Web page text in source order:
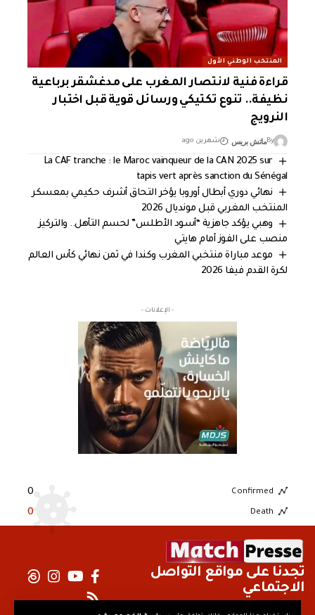
المنتخب الوطني الأول
قراءة فنية لانتصار المغرب على مدغشقر برباعية
نظيفة.. تنوع تكتيكي ورسائل قوية قبل اختبار
النرويج
Byماتش بريس شهرين ago
La CAF tranche : le Maroc vainqueur de la CAN 2025 sur
tapis vert après sanction du Sénégal
نهائي دوري أبطال أوروبا يؤخر التحاق أشرف حكيمي بمعسكر
المنتخب المغربي قبل مونديال 2026
وهبي يؤكد جاهزية “أسود الأطلس” لحسم التأهل.. والتركيز
منصب على الفوز أمام هايتي
موعد مباراة منتخبي المغرب وكندا في ثمن نهائي كأس العالم
لكرة القدم فيفا 2026
- الإعلانات -
Confirmed
0
Death
0
تجدنا على مواقع التواصل
الاجتماعي